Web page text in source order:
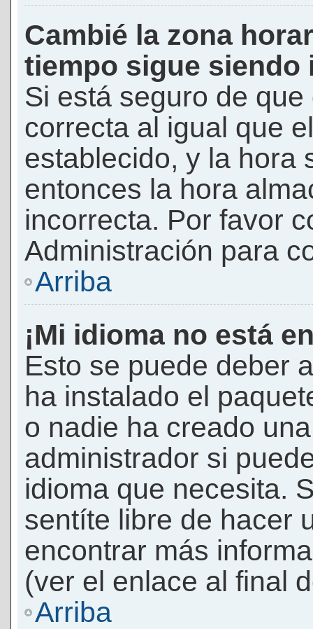
Cambié la zona
tiempo sigue siendo
Si está seguro de
correcta al igual que
establecido, y la hora
entonces la hora
incorrecta. Por favor
Administración para
Arriba
¡Mi idioma no está
Esto se puede deber
ha instalado el
o nadie ha creado
administrador si
idioma que necesita.
sentíte libre de hacer
encontrar más
(ver el enlace al final
Arriba